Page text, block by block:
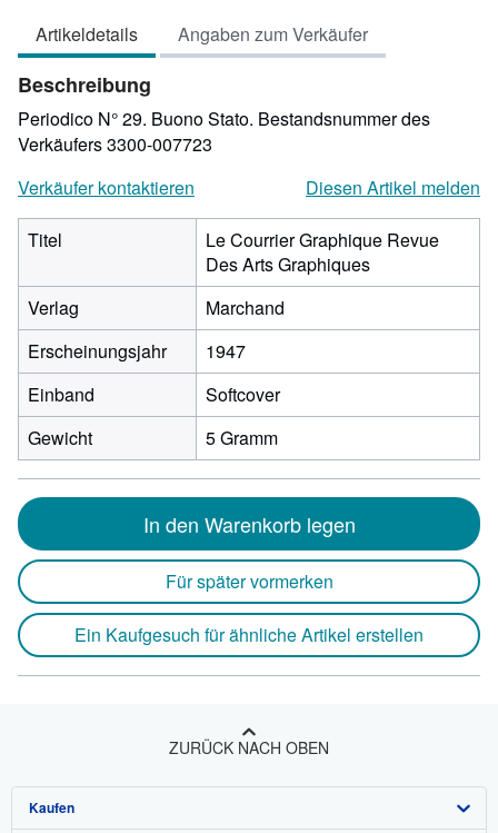
5
Sternen
Artikeldetails Angaben zum Verkäufer
Beschreibung
Periodico N° 29. Buono Stato. Bestandsnummer des
Verkäufers 3300-007723
Verkäufer kontaktieren
Diesen Artikel melden
Titel
Le Courrier Graphique Revue
Des Arts Graphiques
Verlag
Marchand
Erscheinungsjahr
1947
Einband
Softcover
Gewicht
5 Gramm
In den Warenkorb legen
Für später vormerken
Ein Kaufgesuch für ähnliche Artikel erstellen
ZURÜCK NACH OBEN
Kaufen